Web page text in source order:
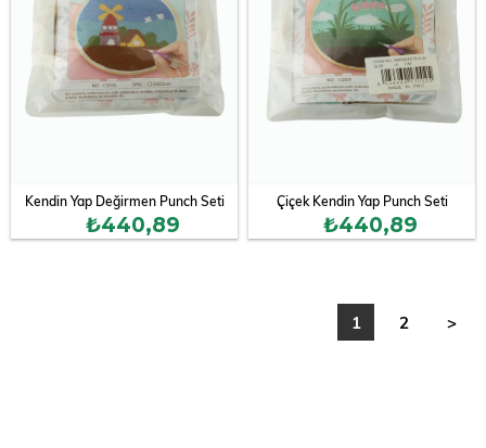
Kendin Yap Değirmen Punch Seti
₺440,89
Çiçek Kendin Yap Punch Seti
₺440,89
1 2 >